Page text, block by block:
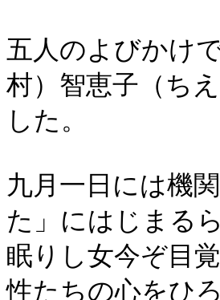
五人のよびかけ
村）智恵子（ち
した。
九月一日には機
た」にはじまる
眠りし女今ぞ目
性たちの心をひ